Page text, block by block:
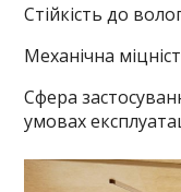
Стійкість до
Механічна
Сфера
умовах